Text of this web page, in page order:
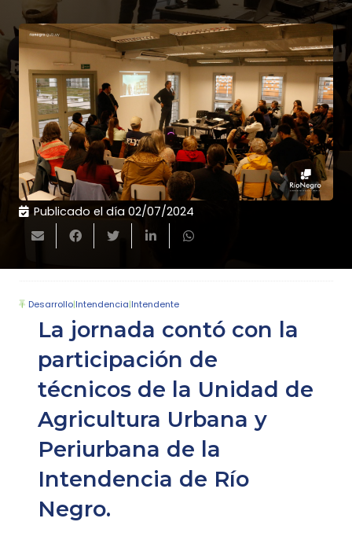
Publicado el día 02/07/2024
Desarrollo|Intendencia|Intendente
La jornada contó con la
participación de
técnicos de la Unidad de
Agricultura Urbana y
Periurbana de la
Intendencia de Río
Negro.